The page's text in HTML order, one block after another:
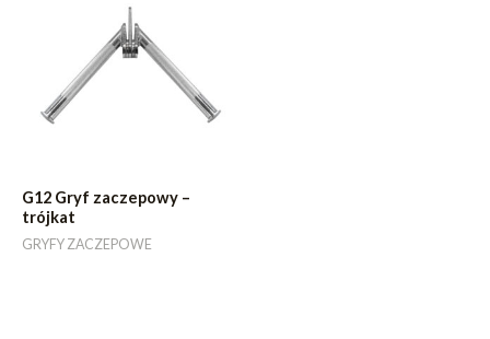
G12 Gryf zaczepowy –
trójkat
GRYFY ZACZEPOWE